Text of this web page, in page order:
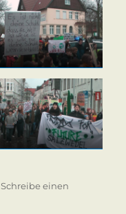
Schreibe einen